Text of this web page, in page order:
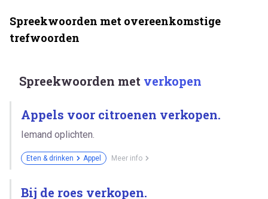
Spreekwoorden met overeenkomstige
trefwoorden
Spreekwoorden met verkopen
Appels voor citroenen verkopen.
Iemand oplichten.
Eten & drinken Appel Meer info
Bij de roes verkopen.